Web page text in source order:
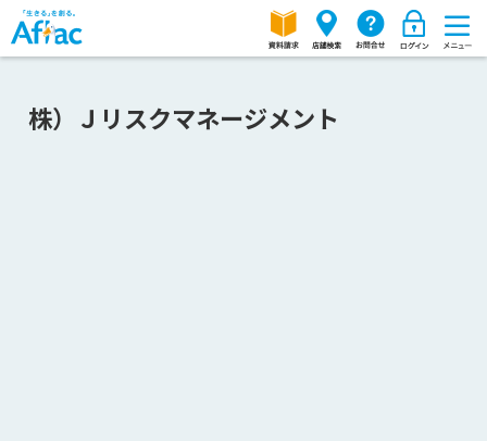
株）Ｊリスクマネージメント